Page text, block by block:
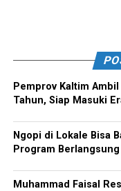
Pemprov Kaltim
Tahun, Siap Masuki
Ngopi di Lokale Bisa
Program
Muhammad Faisal